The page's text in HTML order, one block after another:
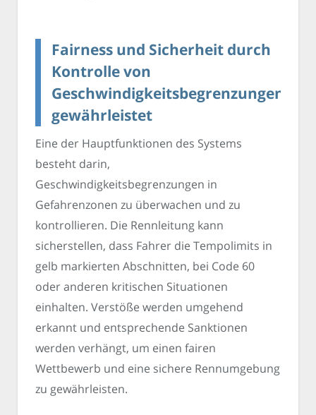
Fairness und Sicherheit durch
Kontrolle von
Geschwindigkeitsbegrenzungen
gewährleistet
Eine der Hauptfunktionen des Systems
besteht darin,
Geschwindigkeitsbegrenzungen in
Gefahrenzonen zu überwachen und zu
kontrollieren. Die Rennleitung kann
sicherstellen, dass Fahrer die Tempolimits in
gelb markierten Abschnitten, bei Code 60
oder anderen kritischen Situationen
einhalten. Verstöße werden umgehend
erkannt und entsprechende Sanktionen
werden verhängt, um einen fairen
Wettbewerb und eine sichere Rennumgebung
zu gewährleisten.